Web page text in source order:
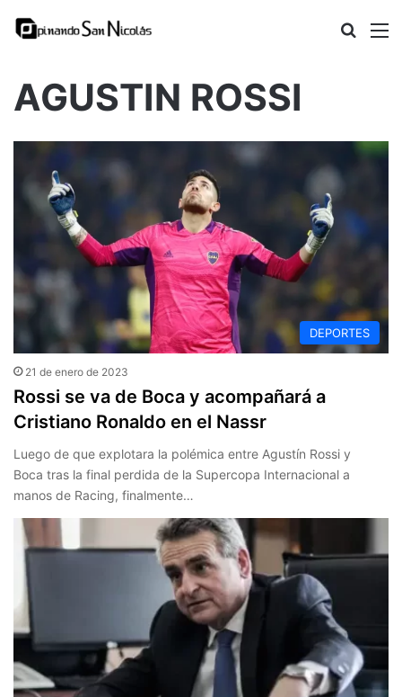
Buscar
AGUSTIN ROSSI
DEPORTES
21 de enero de 2023
Rossi se va de Boca y acompañará a
Cristiano Ronaldo en el Nassr
Luego de que explotara la polémica entre Agustín Rossi y
Boca tras la final perdida de la Supercopa Internacional a
manos de Racing, finalmente…